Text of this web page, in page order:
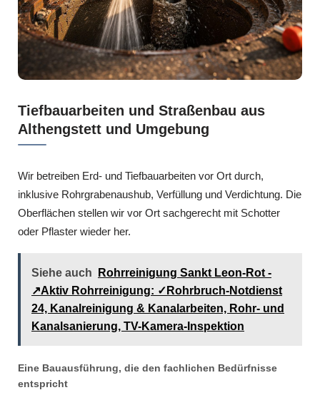
Tiefbauarbeiten und Straßenbau aus
Althengstett und Umgebung
Wir betreiben Erd- und Tiefbauarbeiten vor Ort durch,
inklusive Rohrgrabenaushub, Verfüllung und Verdichtung. Die
Oberflächen stellen wir vor Ort sachgerecht mit Schotter
oder Pflaster wieder her.
Siehe auch
Rohrreinigung Sankt Leon-Rot -
↗️Aktiv Rohrreinigung: ✓Rohrbruch-Notdienst
24, Kanalreinigung & Kanalarbeiten, Rohr- und
Kanalsanierung, TV-Kamera-Inspektion
Eine Bauausführung, die den fachlichen Bedürfnisse
entspricht